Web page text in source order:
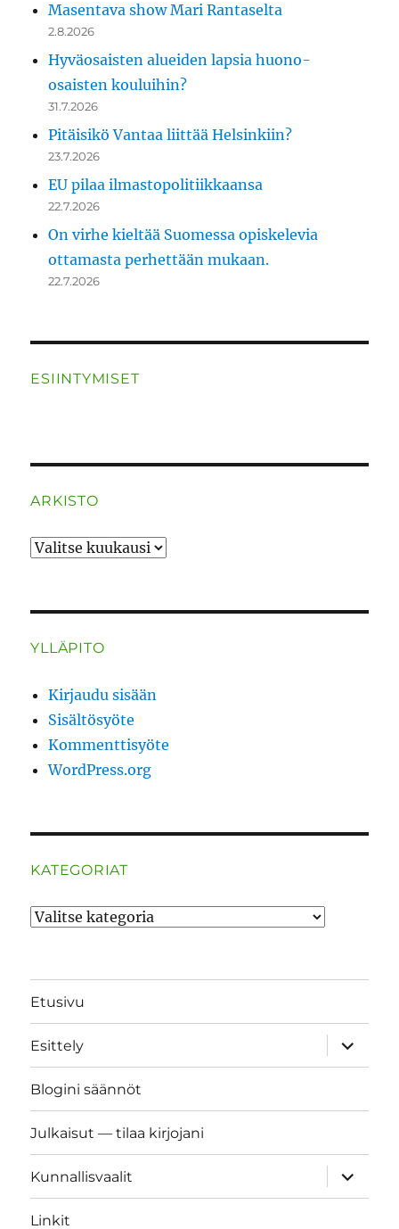
Masentava show Mari Rantaselta
2.8.2026
Hyväosaisten alueiden lapsia huono-
osaisten kouluihin?
31.7.2026
Pitäisikö Vantaa liittää Helsinkiin?
23.7.2026
EU pilaa ilmastopolitiikkaansa
22.7.2026
On virhe kieltää Suomessa opiskelevia
ottamasta perhettään mukaan.
22.7.2026
ESIINTYMISET
ARKISTO
ARKISTO
YLLÄPITO
Kirjaudu sisään
Sisältösyöte
Kommenttisyöte
WordPress.org
KATEGORIAT
Kategoriat
Etusivu
Esittely
näytä
Blogini säännöt
Julkaisut — tilaa kirjojani
Kunnallisvaalit
näytä
Linkit